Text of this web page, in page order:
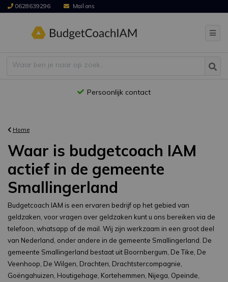
0628639296 Mail ons
Persoonlijk contact
Home
Waar is budgetcoach IAM
actief in de gemeente
Smallingerland
Budgetcoach IAM is een ervaren bedrijf op het gebied van
geldzaken, voor vragen over geldzaken kunt u ons bereiken via de
telefoon, whatsapp of de mail. Wij zijn werkzaam in een groot deel
van Nederland, onder andere in de gemeente Smallingerland. De
gemeente Smallingerland bestaat uit Boornbergum, De Tike, De
Veenhoop, De Wilgen, Drachten, Drachtstercompagnie,
Goëngahuizen, Houtigehage, Kortehemmen, Nijega, Opeinde,